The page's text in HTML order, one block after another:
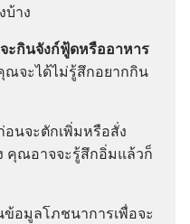
าง
กิน​จังก์ฟู้ด​หรือ​อาหาร​
จะ​ได้​ไม่​รู้สึก​อยาก​กิน​
อน​จะ​ตัก​เพิ่ม​หรือ​สั่ง​
คุณ​อาจ​จะ​รู้สึก​อิ่ม​แล้ว​ก็​
ข้อมูล​โภชนาการ​เพื่อ​จะ​